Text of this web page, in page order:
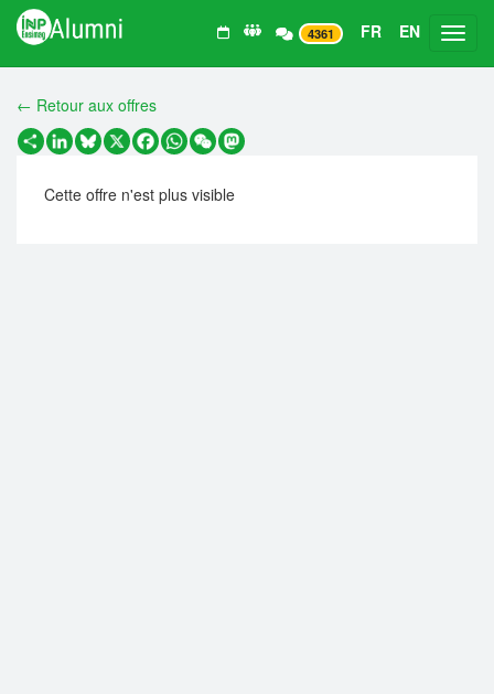
4361 FR EN
← Retour aux offres
PartagerLinkedIn
Bluesky
X Facebook
WhatsApp
WeChatMastodon
Cette offre n'est plus visible